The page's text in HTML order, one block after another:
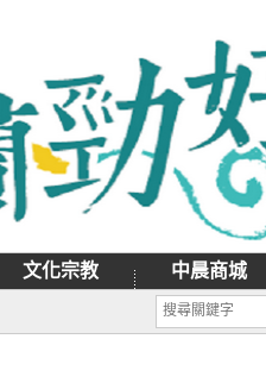
文化宗教 中晨商城